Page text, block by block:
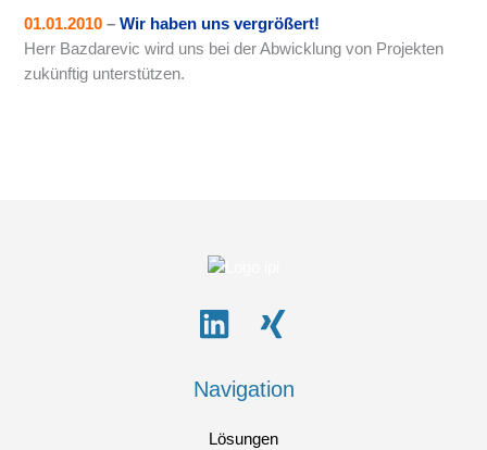
01.01.2010 –Wir haben uns vergrößert!
Herr Bazdarevic wird uns bei der Abwicklung von Projekten
zukünftig unterstützen.
Navigation
Lösungen